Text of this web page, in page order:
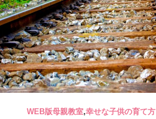
WEB版母親教室,幸せな子供の育て方